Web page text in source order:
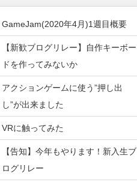
GameJam(2020年4月)1週目概要
【新歓ブログリレー】自作キーボー
ドを作ってみないか
アクションゲームに使う”押し出
し”が出来ました
VRに触ってみた
【告知】今年もやります！新入生ブ
ログリレー